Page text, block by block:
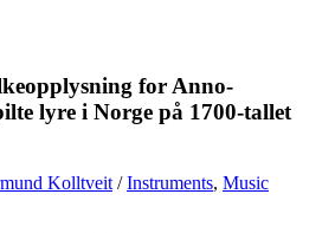
for Anno-
lyre i Norge på 1700-tallet
Kolltveit/Instruments, Music